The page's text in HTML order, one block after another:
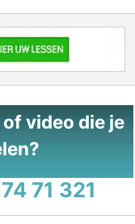
video die je
71 321